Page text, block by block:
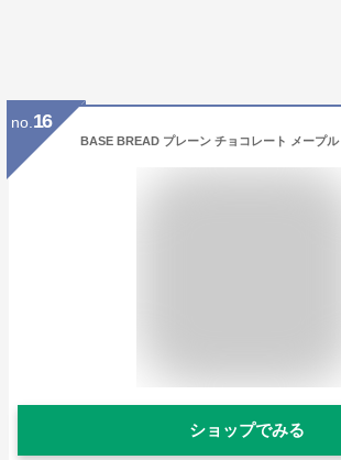
no. 16
ショップでみる